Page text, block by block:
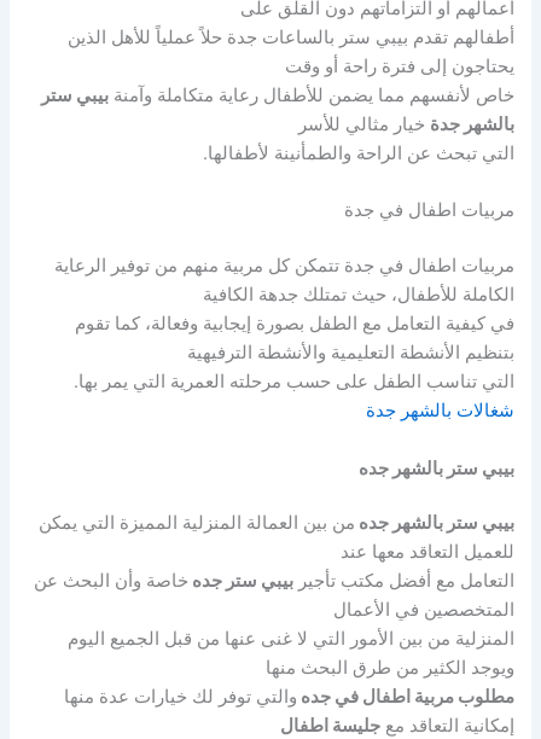
أعمالهم أو التزاماتهم دون القلق على
أطفالهم تقدم بيبي ستر بالساعات جدة حلاً عملياً للأهل الذين
يحتاجون إلى فترة راحة أو وقت
خاص لأنفسهم مما يضمن للأطفال رعاية متكاملة وآمنةبيبي ستر
بالشهر جدة خيار مثالي للأسر
التي تبحث عن الراحة والطمأنينة لأطفالها.
مربيات اطفال في جدة
مربيات اطفال في جدة تتمكن كل مربية منهم من توفير الرعاية
الكاملة للأطفال، حيث تمتلك جدهة الكافية
في كيفية التعامل مع الطفل بصورة إيجابية وفعالة، كما تقوم
بتنظيم الأنشطة التعليمية والأنشطة الترفيهية
التي تناسب الطفل على حسب مرحلته العمرية التي يمر بها.
شغالات بالشهر جدة
بيبي ستر بالشهر جده
بيبي ستر بالشهر جده من بين العمالة المنزلية المميزة التي يمكن
للعميل التعاقد معها عند
التعامل مع أفضل مكتب تأجيربيبي ستر جده خاصة وأن البحث عن
المتخصصين في الأعمال
المنزلية من بين الأمور التي لا غنى عنها من قبل الجميع اليوم
ويوجد الكثير من طرق البحث منها
مطلوب مربية اطفال في جده والتي توفر لك خيارات عدة منها
إمكانية التعاقد معجليسة اطفال